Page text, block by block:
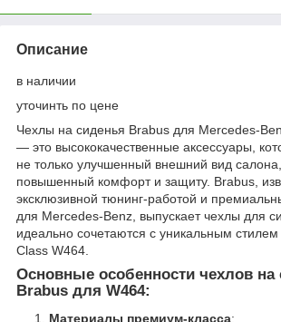
Описание
в наличии
уточинть по цене
Чехлы на сиденья Brabus для Mercedes-
— это высококачественные аксессуары,
не только улучшенный внешний вид
повышенный комфорт и защиту. Brabus,
эксклюзивной тюнинг-работой и
для Mercedes-Benz, выпускает чехлы для
идеально сочетаются с уникальным
Class W464.
Основные особенности чехлов на
Brabus для W464:
Материалы премиум-класса: